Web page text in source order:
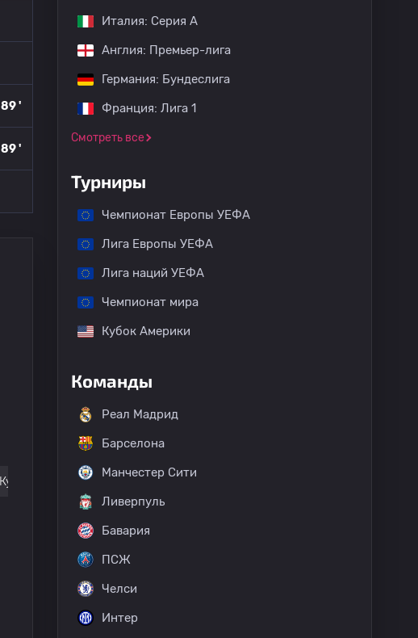
89 '
89 '
Кубок Президента ОАЭ Лига чемпионов АФК
Италия: Серия А
Англия: Премьер-лига
Германия: Бундеслига
Франция: Лига 1
Смотреть все
Турниры
Чемпионат Европы УЕФА
Лига Европы УЕФА
Лига наций УЕФА
Чемпионат мира
Кубок Америки
Команды
Реал Мадрид
Барселона
Манчестер Сити
Ливерпуль
Бавария
ПСЖ
Челси
Интер